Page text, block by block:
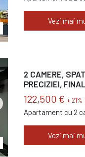
Vezi mai
2 CAMERE,
PRECIZIEI,
122,500 € + 21%
Apartament cu 2
Vezi mai